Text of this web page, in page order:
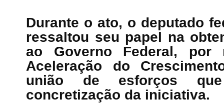
Durante o ato, o deputado
ressaltou seu papel na
ao Governo Federal, por
Aceleração do
união de esforços
concretização da iniciativa.